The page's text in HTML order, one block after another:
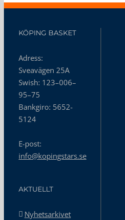
KÖPING BASKET
Adress:
Sveavägen 25A
Swish: 123–006–
95–75
Bankgiro: 5652-
5124
E-post:
info@kopingstars.se
AKTUELLT
Nyhetsarkivet